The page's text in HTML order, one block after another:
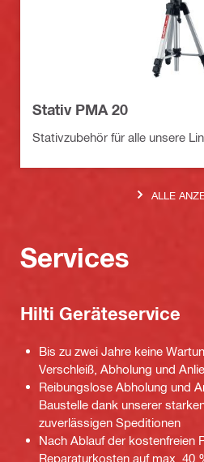
Stativ PMA 20
Stativzubehör für alle unsere
ALLE
Services
Hilti Geräteservice
Bis zu zwei Jahre keine
Verschleiß, Abholung und
Reibungslose Abholung und
Baustelle dank unserer
zuverlässigen Speditionen
Nach Ablauf der kostenfreien
Reparaturkosten auf max. 40